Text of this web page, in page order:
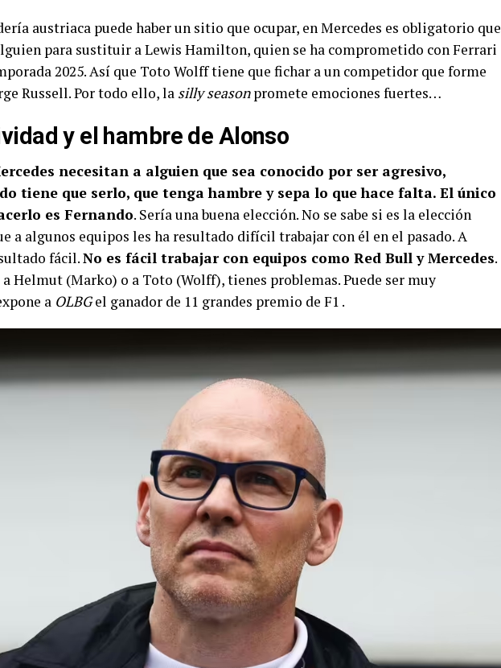
austriaca puede haber un sitio que ocupar, en Mercedes es obligatorio que
para sustituir a Lewis Hamilton, quien se ha comprometido con Ferrari
2025. Así que Toto Wolff tiene que fichar a un competidor que forme
Russell. Por todo ello, la silly seasonpromete emociones fuertes…
y el hambre de Alonso
necesitan a alguien que sea conocido por ser agresivo,
tiene que serlo, que tenga hambre y sepa lo que hace falta. El único
es Fernando. Sería una buena elección. No se sabe si es la elección
a algunos equipos les ha resultado difícil trabajar con él en el pasado. A
fácil.No es fácil trabajar con equipos como Red Bull y Mercedes.
a Helmut (Marko) o a Toto (Wolff), tienes problemas. Puede ser muy
a OLBGel ganador de 11 grandes premio de F1 .